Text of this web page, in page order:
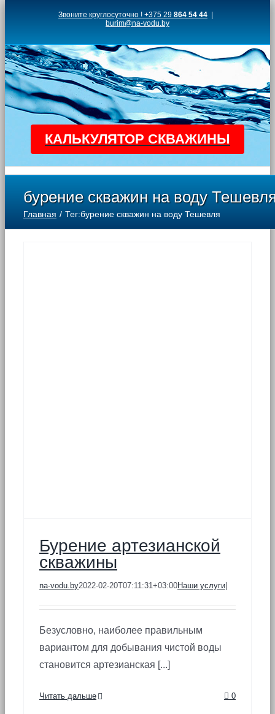
content
Звоните круглосуточно ! +375 29 864 54 44
burim@na-vodu.by
КАЛЬКУЛЯТОР СКВАЖИНЫ
бурение скважин на воду
Главная Тег:бурение скважин на воду Тешевля
Бурение артезианской
скважины
na-vodu.by2022-02-20T07:11:31+03:00Наши услуги
Безусловно, наиболее правильным
вариантом для добывания чистой воды
становится артезианская [...]
Читать дальше 0